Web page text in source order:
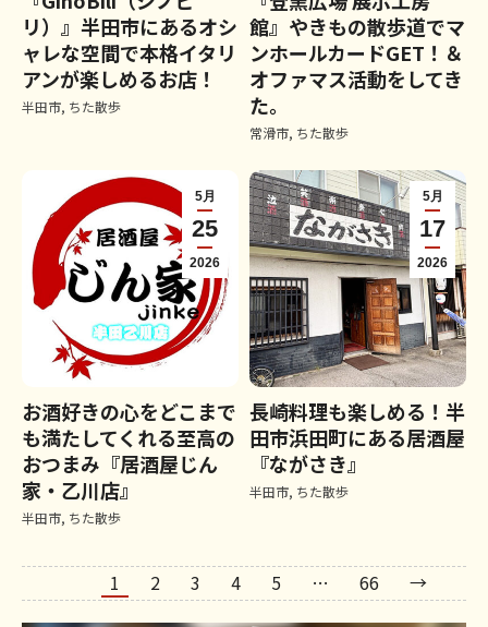
リ）』半田市にあるオシ
ャレな空間で本格イタリ
アンが楽しめるお店！
半田市, ちた散歩
館』やきもの散歩道でマ
ンホールカードGET！＆
オファマス活動をしてき
た。
常滑市, ちた散歩
5月
25
2026
お酒好きの心をどこまで
も満たしてくれる至高の
おつまみ『居酒屋じん
家・乙川店』
半田市, ちた散歩
5月
17
2026
長崎料理も楽しめる！半
田市浜田町にある居酒屋
『ながさき』
半田市, ちた散歩
1 2 3 4 5 … 66 →